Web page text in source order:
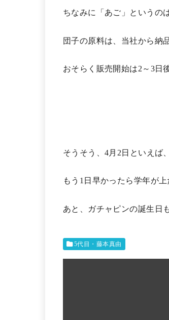
ちなみに「あご」というの
団子の原料は、当社から納
おそらく販売開始は2～3日
そうそう、4月2日といえば
もう1日早かったら学年が
あと、ガチャピンの誕生日
5代目・藤本真由